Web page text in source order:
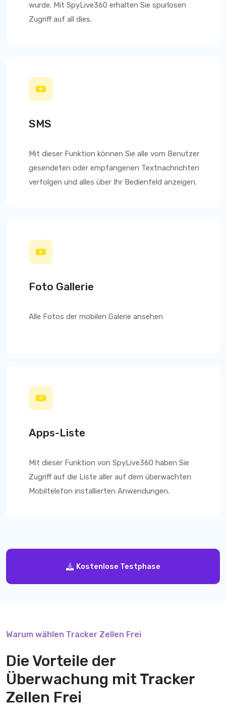
wurde. Mit SpyLive360 erhalten Sie spurlosen
Zugriff auf all dies.
SMS
Mit dieser Funktion können Sie alle vom Benutzer
gesendeten oder empfangenen Textnachrichten
verfolgen und alles über Ihr Bedienfeld anzeigen.
Foto Gallerie
Alle Fotos der mobilen Galerie ansehen
Apps-Liste
Mit dieser Funktion von SpyLive360 haben Sie
Zugriff auf die Liste aller auf dem überwachten
Mobiltelefon installierten Anwendungen.
Kostenlose Testphase
Warum wählen Tracker Zellen Frei
Die Vorteile der
Überwachung mitTracker
Zellen Frei